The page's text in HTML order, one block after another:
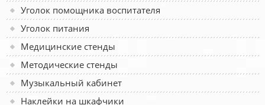
Уголок помощника воспитателя
Уголок питания
Медицинские стенды
Методические стенды
Музыкальный кабинет
Наклейки на шкафчики